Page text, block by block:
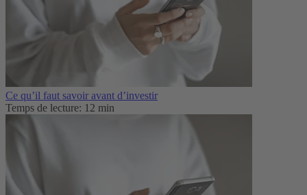
Ce qu’il faut savoir avant d’investir
Temps de lecture: 12 min